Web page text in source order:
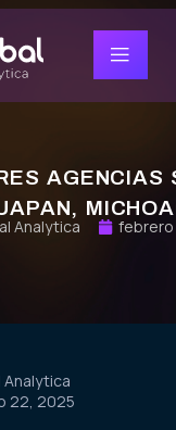
AGENCIAS
Analytica febrero
Analytica
22, 2025